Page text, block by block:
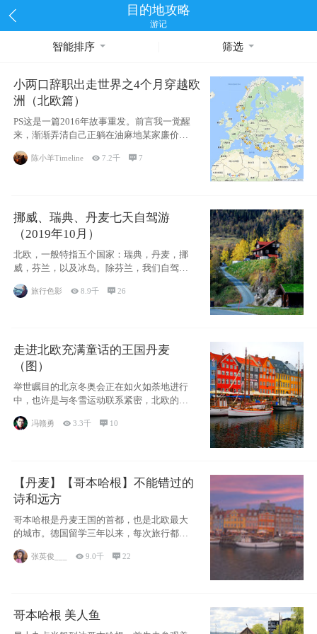
目的地攻略
游记
智能排序 筛选
小两口辞职出走世界之4个月穿越欧
洲（北欧篇）
PS这是一篇2016年故事重发。前言我一觉醒
来，渐渐弄清自己正躺在油麻地某家廉价宾
馆
陈小羊Timeline 7.2千 7
挪威、瑞典、丹麦七天自驾游
（2019年10月）
北欧，一般特指五个国家：瑞典，丹麦，挪
威，芬兰，以及冰岛。除芬兰，我们自驾游
旅行色影 8.9千 26
走进北欧充满童话的王国丹麦
（图）
举世瞩目的北京冬奥会正在如火如荼地进行
中，也许是与冬雪运动联系紧密，北欧的一
些国家因
冯赣勇 3.3千  10
【丹麦】【哥本哈根】不能错过的
诗和远方
哥本哈根是丹麦王国的首都，也是北欧最大
的城市。德国留学三年以来，每次旅行都是
张英俊___ 9.0千 22
哥本哈根 美人鱼